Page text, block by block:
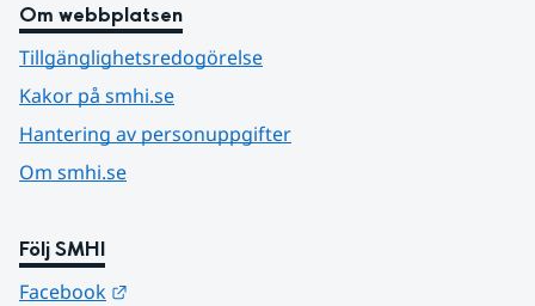
Om webbplatsen
Tillgänglighetsredogörelse
Kakor på smhi.se
Hantering av personuppgifter
Om smhi.se
Följ SMHI
Facebook